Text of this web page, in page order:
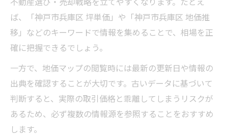
ば、「神戸市兵庫区 坪単価」や「神戸市兵庫区 地価推
移」などのキーワードで情報を集めることで、相場を正
確に把握できるでしょう。
一方で、地価マップの閲覧時には最新の更新日や情報の
出典を確認することが大切です。古いデータに基づいて
判断すると、実際の取引価格と乖離してしまうリスクが
あるため、必ず複数の情報源を参照することをおすすめ
します。